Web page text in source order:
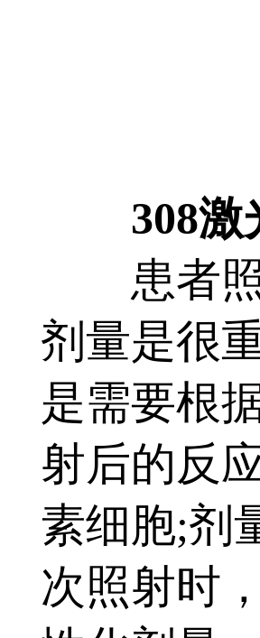
308激
患者照
剂量是很
是需要根
射后的反
素细胞;剂
次照射时